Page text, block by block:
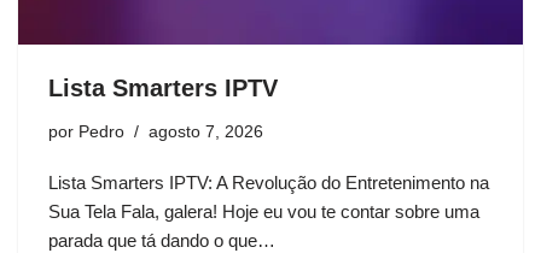
Lista Smarters IPTV
por Pedro agosto 7, 2026
Lista Smarters IPTV: A Revolução do Entretenimento na
Sua Tela Fala, galera! Hoje eu vou te contar sobre uma
parada que tá dando o que…